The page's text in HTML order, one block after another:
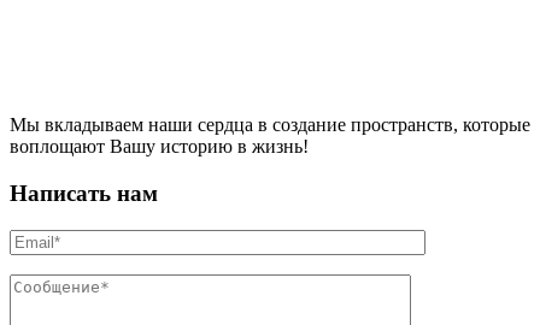
Мы вкладываем наши сердца в создание пространств, которые
воплощают Вашу историю в жизнь!
Написать нам